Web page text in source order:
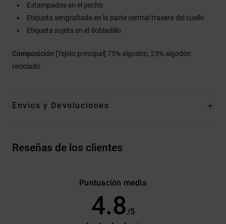
Estampados en el pecho
Etiqueta serigrafiada en la parte central trasera del cuello
Etiqueta sujeta en el dobladillo
Composición [Tejido principal] 75% algodón, 25% algodón
reciclado
Envios y Devoluciones
Reseñas de los clientes
Puntuación media
4.8 /5